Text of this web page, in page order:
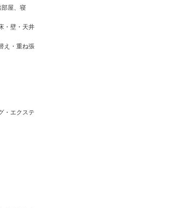
屋、寝
・壁・天井
え・重ね張
・エクステ